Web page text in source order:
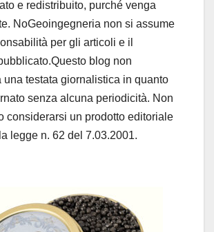
e redistribuito, purché venga
NoGeoingegneria non si assume
per gli articoli e il
blog non
una testata giornalistica in quanto
senza alcuna periodicità. Non
considerarsi un prodotto editoriale
legge n. 62 del 7.03.2001.